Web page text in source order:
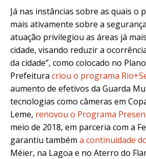
Já nas instâncias sobre as quais o
mais ativamente sobre a
atuação privilegiou as áreas já
cidade, visando reduzir a
da cidade”, como colocado no
Prefeitura criou o programa
aumento de efetivos da Guarda
tecnologias como câmeras em
Leme, renovou o Programa
meio de 2018, em parceria com a
garantiu também a continuidade
Méier, na Lagoa e no Aterro do